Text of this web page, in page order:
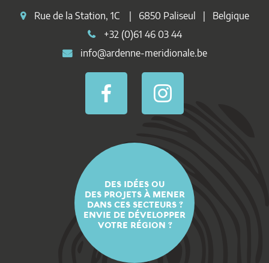
Rue de la Station, 1C | 6850 Paliseul | Belgique
+32 (0)61 46 03 44
info@ardenne-meridionale.be
DES IDÉES OU
DES PROJETS À MENER
DANS CES SECTEURS ?
ENVIE DE DÉVELOPPER
VOTRE RÉGION ?